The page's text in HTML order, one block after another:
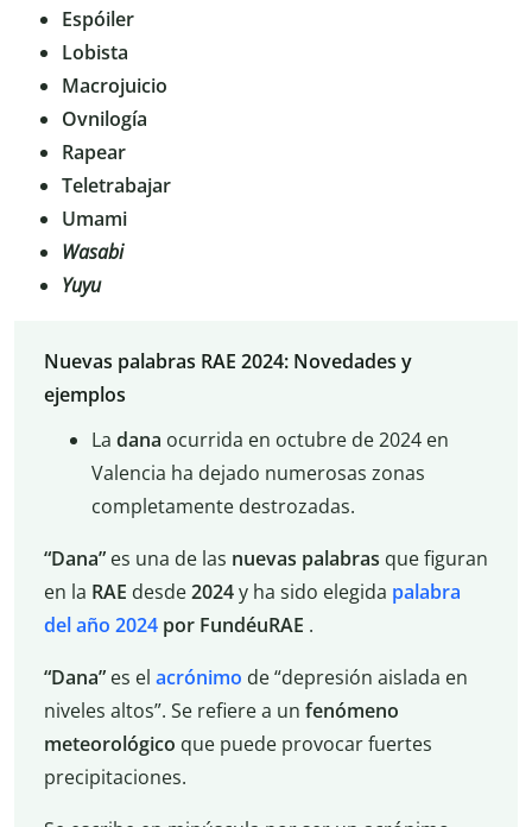
Espóiler
Lobista
Macrojuicio
Ovnilogía
Rapear
Teletrabajar
Umami
Wasabi
Yuyu
Nuevas palabras RAE 2024: Novedades y
ejemplos
La dana ocurrida en octubre de 2024 en
Valencia ha dejado numerosas zonas
completamente destrozadas.
“Dana”es una de las nuevas palabras que figuran
en la RAE desde2024y ha sido elegida palabra
del año 2024por FundéuRAE .
“Dana” es el acrónimo de “depresión aislada en
niveles altos”. Se refiere a un fenómeno
meteorológico que puede provocar fuertes
precipitaciones.